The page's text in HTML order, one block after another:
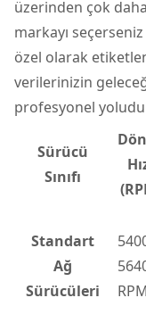
üzerinden çok
markayı
özel olarak
verilerinizin
profesyonel
Sürücü
Sınıfı
Standart
Ağ
Sürücüleri
RPM